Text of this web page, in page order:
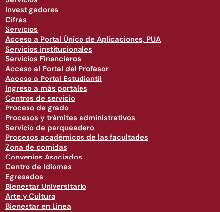
Investigadores
Cifras
Servicios
Acceso a Portal Único de Aplicaciones, PUA
Servicios institucionales
Servicios Financieros
Acceso al Portal del Profesor
Acceso a Portal Estudiantil
Ingreso a más portales
Centros de servicio
Proceso de grado
Procesos y trámites administrativos
Servicio de parqueadero
Procesos académicos de las facultades
Zona de comidas
Convenios Asociados
Centro de Idiomas
Egresados
Bienestar Universitario
Arte y Cultura
Bienestar en Linea